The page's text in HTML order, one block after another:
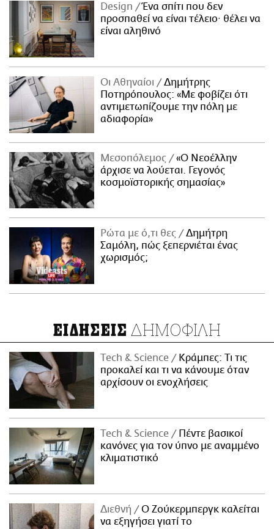
Design
Ένα σπίτι που δεν
προσπαθεί να είναι τέλειο· θέλει να
είναι αληθινό
Οι Αθηναίοι
Δημήτρης
Ποτηρόπουλος: «Με φοβίζει ότι
αντιμετωπίζουμε την πόλη με
αδιαφορία»
Μεσοπόλεμος
«Ο Νεοέλλην
άρχισε να λούεται. Γεγονός
κοσμοϊστορικής σημασίας»
Ρώτα με ό,τι θες
Δημήτρη
Σαμόλη, πώς ξεπερνιέται ένας
χωρισμός;
ΕΙΔΗΣΕΙΣ ΔΗΜΟΦΙΛΗ
Τech & Science
Κράμπες: Τι τις
προκαλεί και τι να κάνουμε όταν
αρχίσουν οι ενοχλήσεις
Τech & Science
Πέντε βασικοί
κανόνες για τον ύπνο με αναμμένο
κλιματιστικό
Διεθνή
Ο Ζούκερμπεργκ καλείται
να εξηγήσει γιατί το